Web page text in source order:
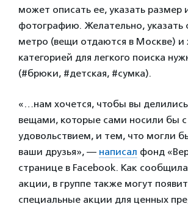
может описать ее, указать размер
фотографию. Желательно, указать
метро (вещи отдаются в Москве) и
категорией для легкого поиска
(#брюки, #детская, #сумка).
«…нам хочется, чтобы вы
вещами, которые сами носили бы с
удовольствием, и тем, что могли
ваши друзья», — написал фонд
странице в Facebook. Как
акции, в группе также могут
специальные акции для ценных